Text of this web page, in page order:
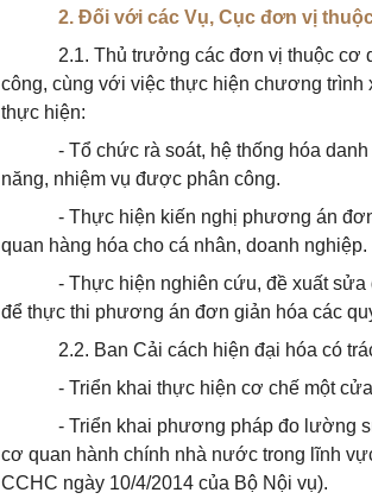
2. Đối với các Vụ, Cục đơn vị
2.1. Thủ trưởng các đơn vị thuộc cơ
công, cùng với việc thực hiện chương trình
thực hiện:
- Tổ chức rà soát, hệ thống hóa
năng, nhiệm vụ được phân công.
- Thực hiện kiến nghị phương án
quan hàng hóa cho cá nhân, doanh nghiệp.
- Thực hiện nghiên cứu, đề xuất sửa
để thực thi phương án đơn giản hóa các
2.2. Ban Cải cách hiện đại hóa có
- Triển khai thực hiện cơ chế một
- Triển khai phương pháp đo lường
cơ quan hành chính nhà nước trong lĩnh
CCHC ngày 10/4/2014 của Bộ Nội vụ).